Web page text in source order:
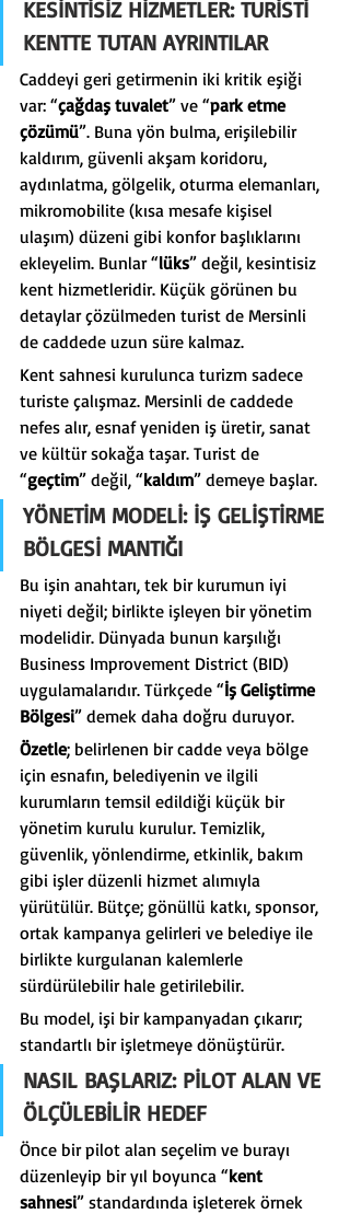
KESİNTİSİZ HİZMETLER: TURİSTİ
KENTTE TUTAN AYRINTILAR
Caddeyi geri getirmenin iki kritik eşiği
var: “çağdaş tuvalet” ve “park etme
çözümü”. Buna yön bulma, erişilebilir
kaldırım, güvenli akşam koridoru,
aydınlatma, gölgelik, oturma elemanları,
mikromobilite (kısa mesafe kişisel
ulaşım) düzeni gibi konfor başlıklarını
ekleyelim. Bunlar “lüks” değil, kesintisiz
kent hizmetleridir. Küçük görünen bu
detaylar çözülmeden turist de Mersinli
de caddede uzun süre kalmaz.
Kent sahnesi kurulunca turizm sadece
turiste çalışmaz. Mersinli de caddede
nefes alır, esnaf yeniden iş üretir, sanat
ve kültür sokağa taşar. Turist de
“geçtim” değil, “kaldım” demeye başlar.
YÖNETİM MODELİ: İŞ GELİŞTİRME
BÖLGESİ MANTIĞI
Bu işin anahtarı, tek bir kurumun iyi
niyeti değil; birlikte işleyen bir yönetim
modelidir. Dünyada bunun karşılığı
Business Improvement District (BID)
uygulamalarıdır. Türkçede “İş Geliştirme
Bölgesi” demek daha doğru duruyor.
Özetle; belirlenen bir cadde veya bölge
için esnafın, belediyenin ve ilgili
kurumların temsil edildiği küçük bir
yönetim kurulu kurulur. Temizlik,
güvenlik, yönlendirme, etkinlik, bakım
gibi işler düzenli hizmet alımıyla
yürütülür. Bütçe; gönüllü katkı, sponsor,
ortak kampanya gelirleri ve belediye ile
birlikte kurgulanan kalemlerle
sürdürülebilir hale getirilebilir.
Bu model, işi bir kampanyadan çıkarır;
standartlı bir işletmeye dönüştürür.
NASIL BAŞLARIZ: PİLOT ALAN VE
ÖLÇÜLEBİLİR HEDEF
Önce bir pilot alan seçelim ve burayı
düzenleyip bir yıl boyunca “kent
sahnesi” standardında işleterek örnek